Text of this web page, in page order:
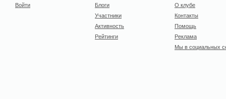
Войти
Блоги
Участники
Активность
Рейтинги
О клубе
Контакты
Помощь
Реклама
Мы в социальных